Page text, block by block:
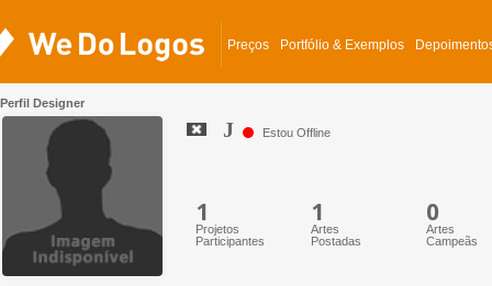
Preços Portfólio & Exemplos
J Estou Offline
Perfil Designer
1
Projetos
Participantes
1
Artes
Postadas
0
Artes
Campeãs